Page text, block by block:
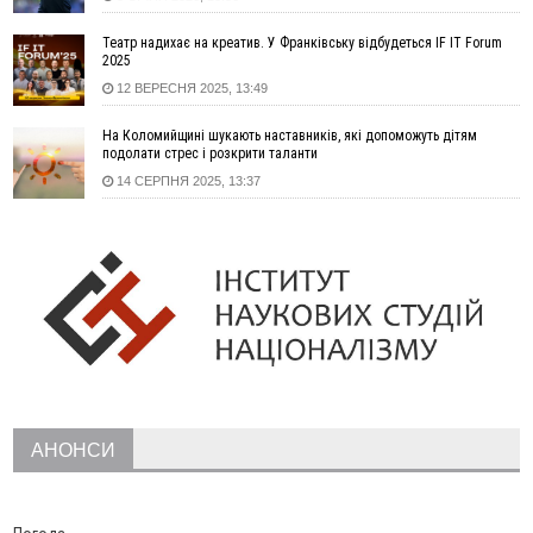
12:29
У МОЗ змінили підхід до госпіталізації та оновили правила
роботи стаціонарів
12:07
На межі Прикарпаття і Тернопільщини невідомі засипали
русло Золотої Липи та облаштували переправу
рекорди
11:17
Росія вдарила по Харкову "Бандероллю": є постраждалі,
пошкоджено цивільне підприємство
На Каскаді замість веж планують зробити сквер з
дитмайданчиком
09:31
На Верховинщині під час пожежі будинку травмувалась
жінка
нетверезих водіїв
Театр надихає на креатив. У Франківську відбудеться IF IT Forum
2025
12 ВЕРЕСНЯ 2025, 13:49
На Коломийщині шукають наставників, які допоможуть дітям
подолати стрес і розкрити таланти
14 СЕРПНЯ 2025, 13:37
АНОНСИ